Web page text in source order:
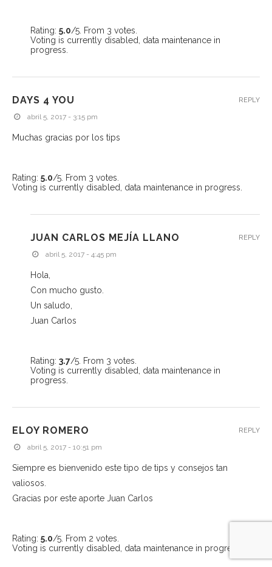
Rating: 5.0/5. From 3 votes.
Voting is currently disabled, data maintenance in
progress.
DAYS 4 YOU
abril 5, 2017 - 3:15 pm
Muchas gracias por los tips
Rating: 5.0/5. From 3 votes.
Voting is currently disabled, data maintenance in progress.
REPLY
JUAN CARLOS MEJÍA LLANO
abril 5, 2017 - 4:45 pm
Hola,
Con mucho gusto.
Un saludo,
Juan Carlos
Rating: 3.7/5. From 3 votes.
Voting is currently disabled, data maintenance in
progress.
REPLY
ELOY ROMERO
abril 5, 2017 - 10:51 pm
Siempre es bienvenido este tipo de tips y consejos tan
valiosos.
Gracias por este aporte Juan Carlos
Rating: 5.0/5. From 2 votes.
Voting is currently disabled, data maintenance in progress.
REPLY